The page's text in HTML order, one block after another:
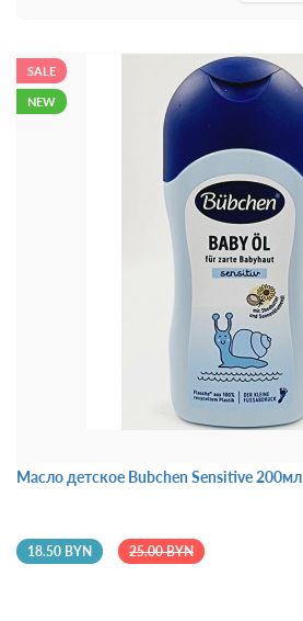
SALE
NEW
Масло детское Bubchen Sensitive 200мл
18.50 BYN 25.00 BYN